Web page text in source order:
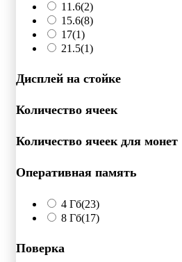
11.6(2)
15.6(8)
17(1)
21.5(1)
Дисплей на стойке
Количество ячеек
Количество ячеек для монет
Оперативная память
4 Гб(23)
8 Гб(17)
Поверка